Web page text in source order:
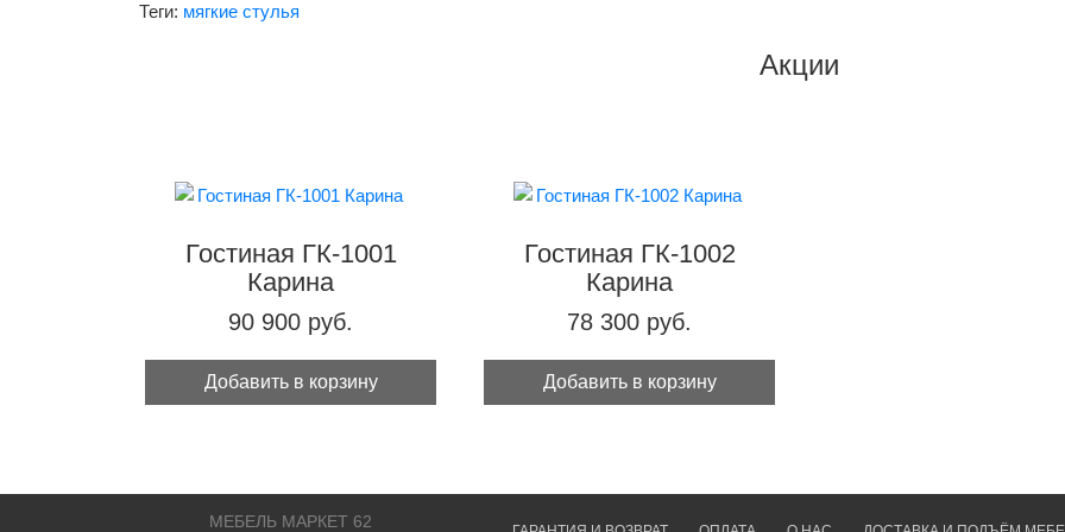
Теги: мягкие стулья
Акции
Гостиная ГК-1001
Карина
90 900 руб.
Добавить в корзину
Гостиная ГК-1002
Карина
78 300 руб.
Добавить в корзину
МЕБЕЛЬ МАРКЕТ 62